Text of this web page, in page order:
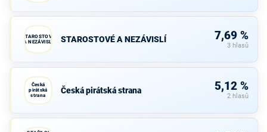
STAROSTOVÉ
A NEZÁVISLÍ
STAROSTOVÉ A NEZÁVISLÍ 7,69 %
3 hlasů
Česká
pirátská
strana
Česká pirátská strana 5,12 %
2 hlasů